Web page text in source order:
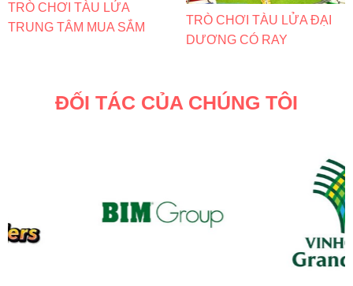
TRÒ CHƠI TÀU LỬA
TRUNG TÂM MUA SẮM
TRÒ CHƠI TÀU LỬA ĐẠI
DƯƠNG CÓ RAY
ĐỐI TÁC CỦA CHÚNG TÔI